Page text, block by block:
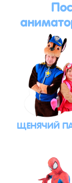
ЩЕНЯЧИЙ